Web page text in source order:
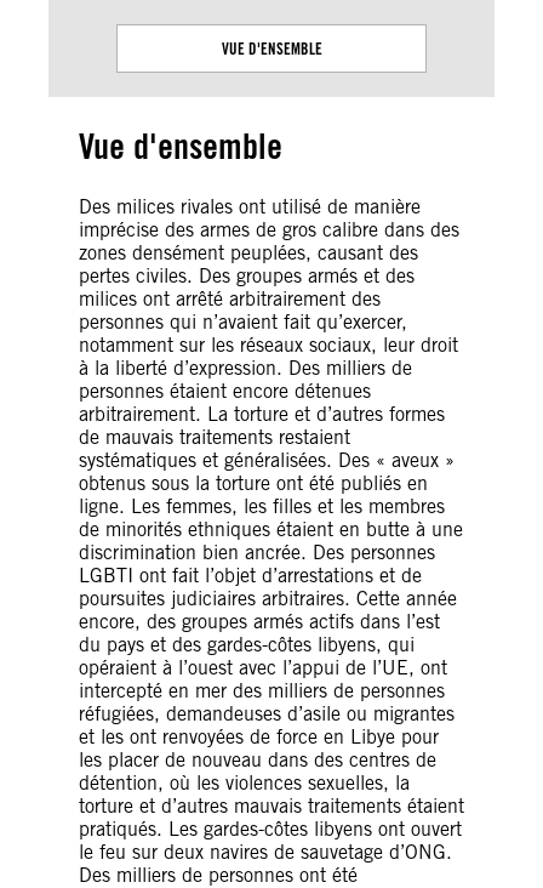
VUE D'ENSEMBLE
Vue d'ensemble
Des milices rivales ont utilisé de manière
imprécise des armes de gros calibre dans des
zones densément peuplées, causant des
pertes civiles. Des groupes armés et des
milices ont arrêté arbitrairement des
personnes qui n’avaient fait qu’exercer,
notamment sur les réseaux sociaux, leur droit
à la liberté d’expression. Des milliers de
personnes étaient encore détenues
arbitrairement. La torture et d’autres formes
de mauvais traitements restaient
systématiques et généralisées. Des « aveux »
obtenus sous la torture ont été publiés en
ligne. Les femmes, les filles et les membres
de minorités ethniques étaient en butte à une
discrimination bien ancrée. Des personnes
LGBTI ont fait l’objet d’arrestations et de
poursuites judiciaires arbitraires. Cette année
encore, des groupes armés actifs dans l’est
du pays et des gardes-côtes libyens, qui
opéraient à l’ouest avec l’appui de l’UE, ont
intercepté en mer des milliers de personnes
réfugiées, demandeuses d’asile ou migrantes
et les ont renvoyées de force en Libye pour
les placer de nouveau dans des centres de
détention, où les violences sexuelles, la
torture et d’autres mauvais traitements étaient
pratiqués. Les gardes-côtes libyens ont ouvert
le feu sur deux navires de sauvetage d’ONG.
Des milliers de personnes ont été